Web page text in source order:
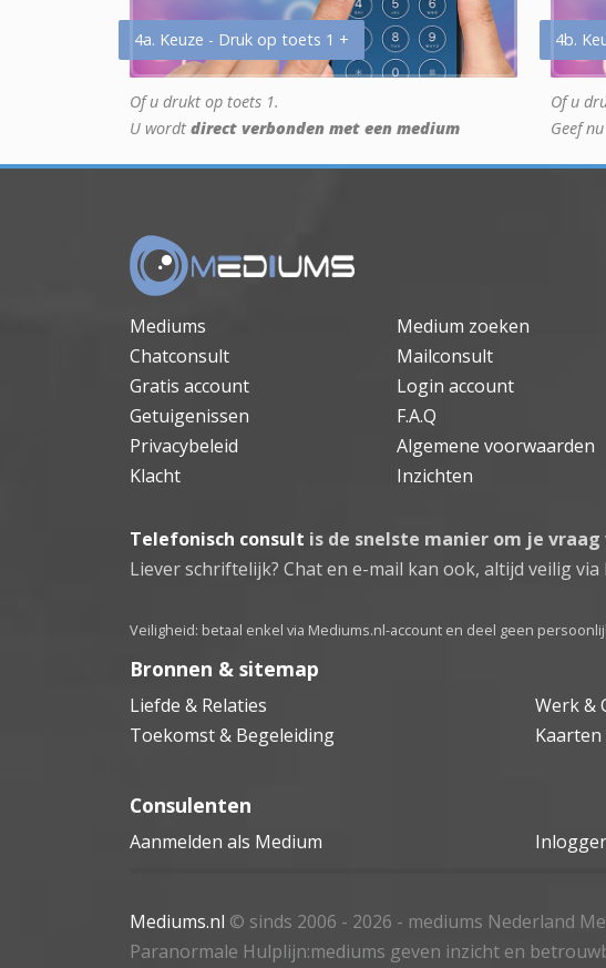
4a. Keuze - Druk op toets 1 +
Of u drukt op toets 1.
U wordt direct verbonden met een medium
4b.
Of u
Geef
Mediums Medium zoeken
Chatconsult
Mailconsult
Gratis account
Login account
Getuigenissen
F.A.Q
Privacybeleid
Algemene voorwaarden
Klacht
Inzichten
Telefonisch consult is de snelste manier om je
Liever schriftelijk? Chat en e-mail kan ook, altijd veilig via
Veiligheid: betaal enkel via Mediums.nl-account en deel geen
Bronnen & sitemap
Liefde & Relaties Werk &
Toekomst & Begeleiding
Kaarten
Consulenten
Aanmelden als Medium
Mediums.nl © sinds 2006 - 2026 - mediums Nederland
Paranormale Hulplijn:mediums geven inzicht en